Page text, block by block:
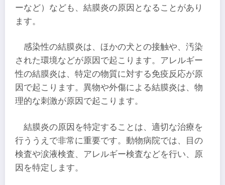
ーなど）なども、結膜炎の原因となることがあり
ます。
感染性の結膜炎は、ほかの犬との接触や、汚染
された環境などが原因で起こります。アレルギー
性の結膜炎は、特定の物質に対する免疫反応が原
因で起こります。異物や外傷による結膜炎は、物
理的な刺激が原因で起こります。
結膜炎の原因を特定することは、適切な治療を
行ううえで非常に重要です。動物病院では、目の
検査や涙液検査、アレルギー検査などを行い、原
因を特定します。